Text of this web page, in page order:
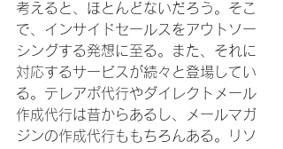
考えると、ほとんどないだろう。そこ
で、インサイドセールスをアウトソー
シングする発想に至る。また、それに
対応するサービスが続々と登場してい
る。テレアポ代行やダイレクトメール
作成代行は昔からあるし、メールマガ
ジンの作成代行ももちろんある。リソ